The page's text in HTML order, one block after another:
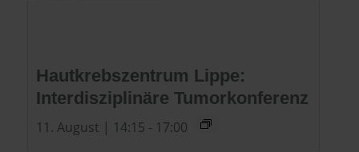
Hautkrebszentrum Lippe:
Interdisziplinäre Tumorkonferenz
11. August | 14:15 - 17:00